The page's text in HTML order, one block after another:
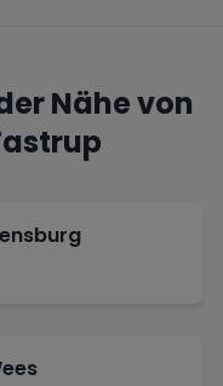
Nähe von